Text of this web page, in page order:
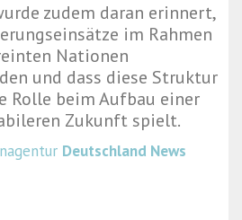
zudem daran erinnert,
im Rahmen
Nationen
und dass diese Struktur
Rolle beim Aufbau einer
Zukunft spielt.
Deutschland News